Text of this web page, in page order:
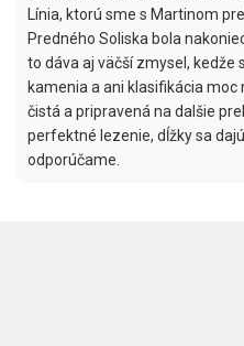
Línia, ktorú sme s Martinom
Predného Soliska bola
to dáva aj väčší zmysel, kedže
kamenia a ani klasifikácia
čistá a pripravená na dalšie
perfektné lezenie, dĺžky sa
odporúčame.